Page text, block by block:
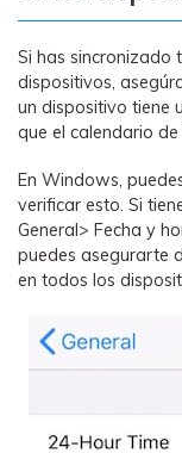
Si has sincronizado
dispositivos,
un dispositivo tiene
que el calendario
En Windows,
verificar esto. Si
General> Fecha y
puedes asegurarte
en todos los